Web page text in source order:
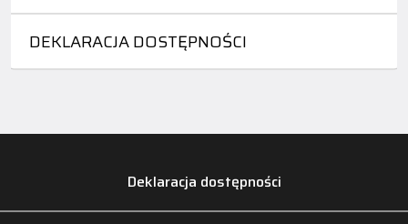
DEKLARACJA DOSTĘPNOŚCI
Deklaracja dostępności